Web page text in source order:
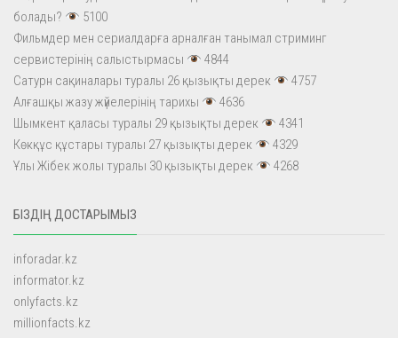
болады?
5100
Фильмдер мен сериалдарға арналған танымал стриминг
сервистерінің салыстырмасы
4844
Сатурн сақиналары туралы 26 қызықты дерек
4757
Алғашқы жазу жүйелерінің тарихы
4636
Шымкент қаласы туралы 29 қызықты дерек
4341
Көкқұс құстары туралы 27 қызықты дерек
4329
Ұлы Жібек жолы туралы 30 қызықты дерек
4268
БІЗДІҢ ДОСТАРЫМЫЗ
inforadar.kz
informator.kz
onlyfacts.kz
millionfacts.kz